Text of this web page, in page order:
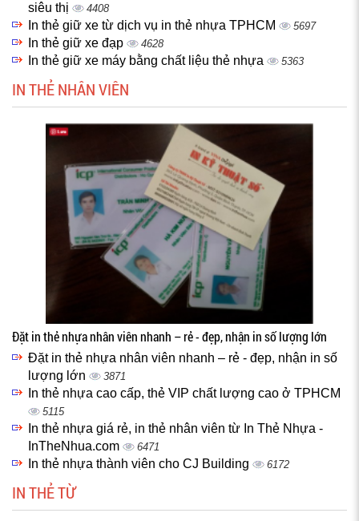
siêu thị
4408
In thẻ giữ xe từ dịch vụ in thẻ nhựa TPHCM 5697
In thẻ giữ xe đạp 4628
In thẻ giữ xe máy bằng chất liệu thẻ nhựa 5363
IN THẺ NHÂN VIÊN
Đặt in thẻ nhựa nhân viên nhanh – rẻ - đẹp, nhận in số lượng lớn
Đặt in thẻ nhựa nhân viên nhanh – rẻ - đẹp, nhận in số
lượng lớn
3871
In thẻ nhựa cao cấp, thẻ VIP chất lượng cao ở TPHCM
5115
In thẻ nhựa giá rẻ, in thẻ nhân viên từ In Thẻ Nhựa -
InTheNhua.com
6471
In thẻ nhựa thành viên cho CJ Building 6172
IN THẺ TỪ